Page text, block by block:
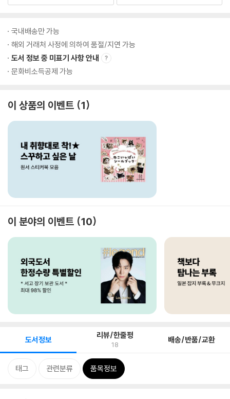
국내배송만 가능
해외 거래처 사정에 의하여 품절/지연 가능
도서 정보 중 미표기 사항 안내
문화비소득공제 가능
이 상품의 이벤트 1
이 분야의 이벤트 10
도서정보 리뷰/한줄평
18 배송/반품/교환
태그 관련분류 품목정보